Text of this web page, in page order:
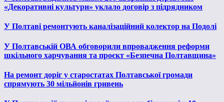
«Декоративні культури» уклало договір з підрядником
У Полтаві ремонтують каналізаційний колектор на Подолі
У Полтавській ОВА обговорили впровадження реформи
шкільного харчування та проєкт «Безпечна Полтавщина»
На ремонт доріг у старостатах Полтавської громади
спрямують 30 мільйонів гривень